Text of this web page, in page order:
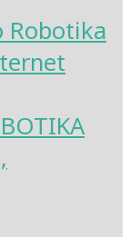
Robotika